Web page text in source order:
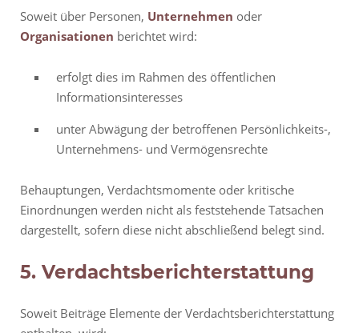
Soweit über Personen, Unternehmen oder
Organisationen berichtet wird:
erfolgt dies im Rahmen des öffentlichen
Informationsinteresses
unter Abwägung der betroffenen Persönlichkeits-,
Unternehmens- und Vermögensrechte
Behauptungen, Verdachtsmomente oder kritische
Einordnungen werden nicht als feststehende Tatsachen
dargestellt, sofern diese nicht abschließend belegt sind.
5. Verdachtsberichterstattung
Soweit Beiträge Elemente der Verdachtsberichterstattung